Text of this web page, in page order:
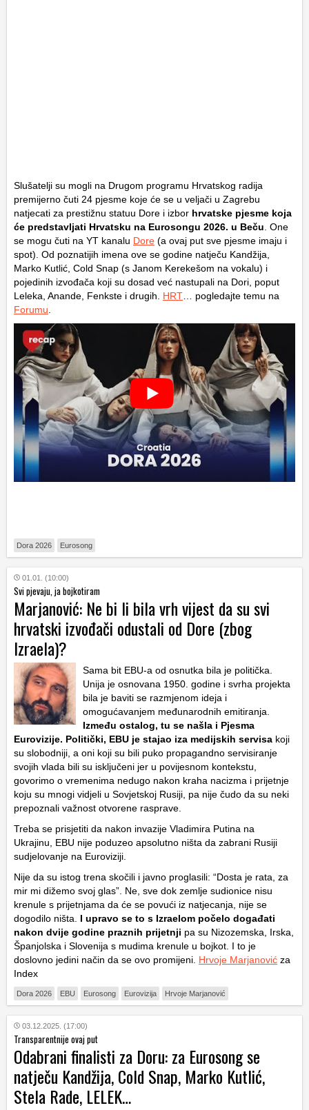
Slušatelji su mogli na Drugom programu Hrvatskog radija
premijerno čuti 24 pjesme koje će se u veljači u Zagrebu
natjecati za prestižnu statuu Dore i izbor hrvatske pjesme koja
će predstavljati Hrvatsku na Eurosongu 2026. u Beču. One
se mogu čuti na YT kanalu Dore (a ovaj put sve pjesme imaju i
spot). Od poznatijih imena ove se godine natječu Kandžija,
Marko Kutlić, Cold Snap (s Janom Kerekešom na vokalu) i
pojedinih izvođača koji su dosad već nastupali na Dori, poput
Leleka, Anande, Fenkste i drugih. HRT… pogledajte temu na
Forumu.
Dora 2026 Eurosong
01.01. (10:00)
Svi pjevaju, ja bojkotiram
Marjanović: Ne bi li bila vrh vijest da su svi
hrvatski izvođači odustali od Dore (zbog
Izraela)?
Sama bit EBU-a od osnutka bila je politička.
Unija je osnovana 1950. godine i svrha projekta
bila je baviti se razmjenom ideja i
omogućavanjem međunarodnih emitiranja.
Između ostalog, tu se našla i Pjesma
Eurovizije. Politički, EBU je stajao iza medijskih servisa koji
su slobodniji, a oni koji su bili puko propagandno servisiranje
svojih vlada bili su isključeni jer u povijesnom kontekstu,
govorimo o vremenima nedugo nakon kraha nacizma i prijetnje
koju su mnogi vidjeli u Sovjetskoj Rusiji, pa nije čudo da su neki
prepoznali važnost otvorene rasprave.
Treba se prisjetiti da nakon invazije Vladimira Putina na
Ukrajinu, EBU nije poduzeo apsolutno ništa da zabrani Rusiji
sudjelovanje na Euroviziji.
Nije da su istog trena skočili i javno proglasili: “Dosta je rata, za
mir mi dižemo svoj glas”. Ne, sve dok zemlje sudionice nisu
krenule s prijetnjama da će se povući iz natjecanja, nije se
dogodilo ništa. I upravo se to s Izraelom počelo događati
nakon dvije godine praznih prijetnji pa su Nizozemska, Irska,
Španjolska i Slovenija s mudima krenule u bojkot. I to je
doslovno jedini način da se ovo promijeni. Hrvoje Marjanović za
Index
Dora 2026 EBU Eurosong Eurovizija Hrvoje Marjanović
03.12.2025. (17:00)
Transparentnije ovaj put
Odabrani finalisti za Doru: za Eurosong se
natječu Kandžija, Cold Snap, Marko Kutlić,
Stela Rade, LELEK…